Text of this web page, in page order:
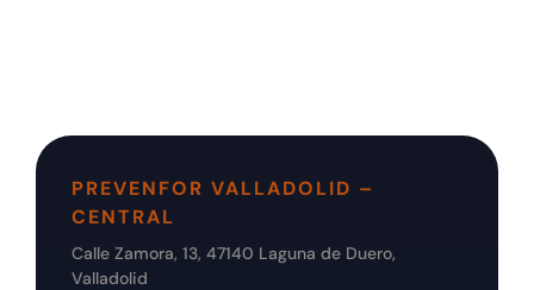
PREVENFOR VALLADOLID –
CENTRAL
Calle Zamora, 13, 47140 Laguna de Duero,
Valladolid